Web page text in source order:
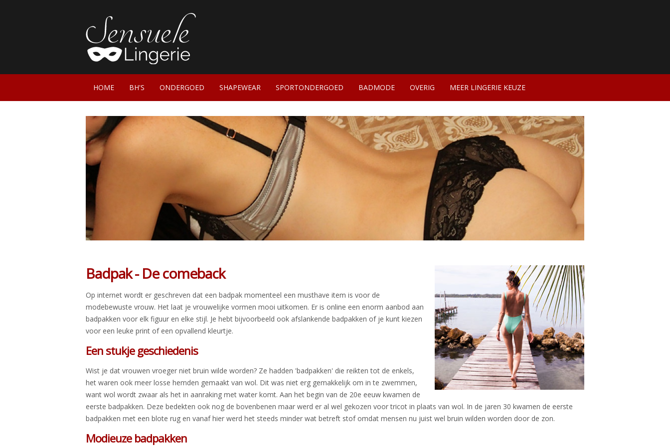
HOME BH'S ONDERGOED SHAPEWEAR SPORTONDERGOED BADMODE OVERIG MEER LINGERIE KEUZE
Badpak - De comeback
Op internet wordt er geschreven dat een badpak momenteel een musthave item is voor de
modebewuste vrouw. Het laat je vrouwelijke vormen mooi uitkomen. Er is online een enorm aanbod aan
badpakken voor elk figuur en elke stijl. Je hebt bijvoorbeeld ook afslankende badpakken of je kunt kiezen
voor een leuke print of een opvallend kleurtje.
Een stukje geschiedenis
Wist je dat vrouwen vroeger niet bruin wilde worden? Ze hadden 'badpakken' die reikten tot de enkels,
het waren ook meer losse hemden gemaakt van wol. Dit was niet erg gemakkelijk om in te zwemmen,
want wol wordt zwaar als het in aanraking met water komt. Aan het begin van de 20e eeuw kwamen de
eerste badpakken. Deze bedekten ook nog de bovenbenen maar werd er al wel gekozen voor tricot in plaats van wol. In de jaren 30 kwamen de eerste
badpakken met een blote rug en vanaf hier werd het steeds minder wat betreft stof omdat mensen nu juist wel bruin wilden worden door de zon.
Modieuze badpakken